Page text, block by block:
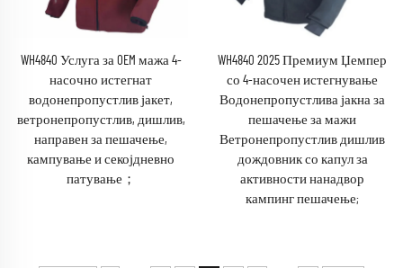
WH4840 Услуга за OEM мажа 4-
насочно истегнат
водонепропустлив јакет,
ветронепропустлив, дишлив,
направен за пешачење,
кампување и секојдневно
патување；
WH4840 2025 Премиум Џемпер
со 4-насочен истегнување
Водонепропустлива јакна за
пешачење за мажи
Ветронепропустлив дишлив
дождовник со капул за
активности нанадвор
кампинг пешачење;